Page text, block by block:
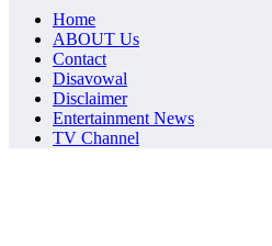
Home
ABOUT Us
Contact
Disavowal
Disclaimer
Entertainment News
TV Channel